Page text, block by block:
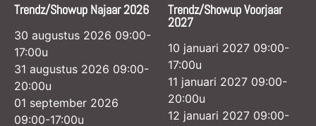
Trendz/Showup Najaar 2026
30 augustus 2026 09:00-
17:00u
31 augustus 2026 09:00-
20:00u
01 september 2026
09:00-17:00u
Trendz/Showup Voorjaar
2027
10 januari 2027 09:00-
17:00u
11 januari 2027 09:00-
20:00u
12 januari 2027 09:00-